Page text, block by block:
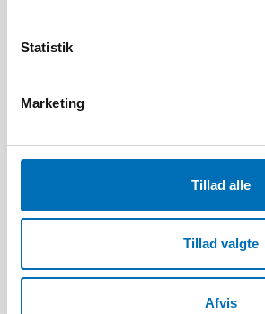
Statistik
Marketing
Tillad alle
Tillad valgte
Afvis
Det fjerde nordisk-baltiske
handicappolitik og praksis:
kriseberedskab – Nordisk-